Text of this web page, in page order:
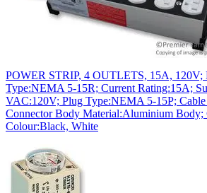
POWER STRIP, 4 OUTLETS, 15A, 120V;
Type:NEMA 5-15R; Current Rating:15A;
VAC:120V; Plug Type:NEMA 5-15P;
Connector Body Material:Aluminium Body;
Colour:Black, White